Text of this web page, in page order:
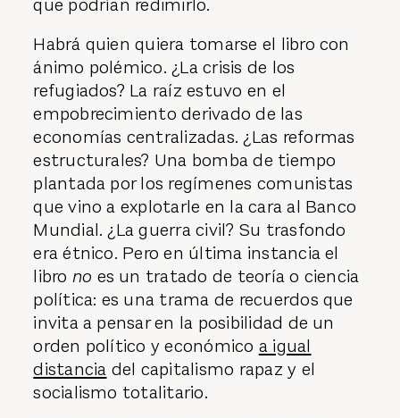
que podrían redimirlo.
Habrá quien quiera tomarse el libro con
ánimo polémico. ¿La crisis de los
refugiados? La raíz estuvo en el
empobrecimiento derivado de las
economías centralizadas. ¿Las reformas
estructurales? Una bomba de tiempo
plantada por los regímenes comunistas
que vino a explotarle en la cara al Banco
Mundial. ¿La guerra civil? Su trasfondo
era étnico. Pero en última instancia el
libro no es un tratado de teoría o ciencia
política: es una trama de recuerdos que
invita a pensar en la posibilidad de un
orden político y económico a igual
distancia del capitalismo rapaz y el
socialismo totalitario.